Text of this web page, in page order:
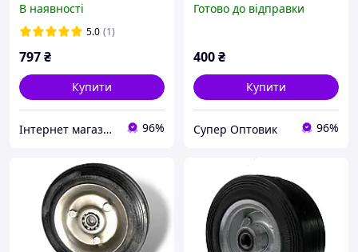
В наявності
5.0 (1)
797₴
Купити
Інтернет магазин Постелюшка (Домашній текстиль, сумки, товари для дому та відпочинку) 96%
підшипники, метал
Готово до відправки
400₴
Купити
Супер Оптовик 96%